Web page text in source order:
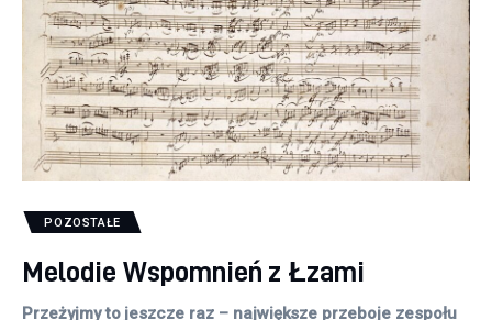
POZOSTAŁE
Melodie Wspomnień z Łzami
Przeżyjmy to jeszcze raz – największe przeboje zespołu